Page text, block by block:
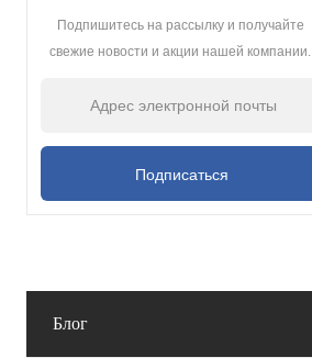
Подпишитесь на рассылку и получайте
свежие новости и акции нашей компании.
Блог